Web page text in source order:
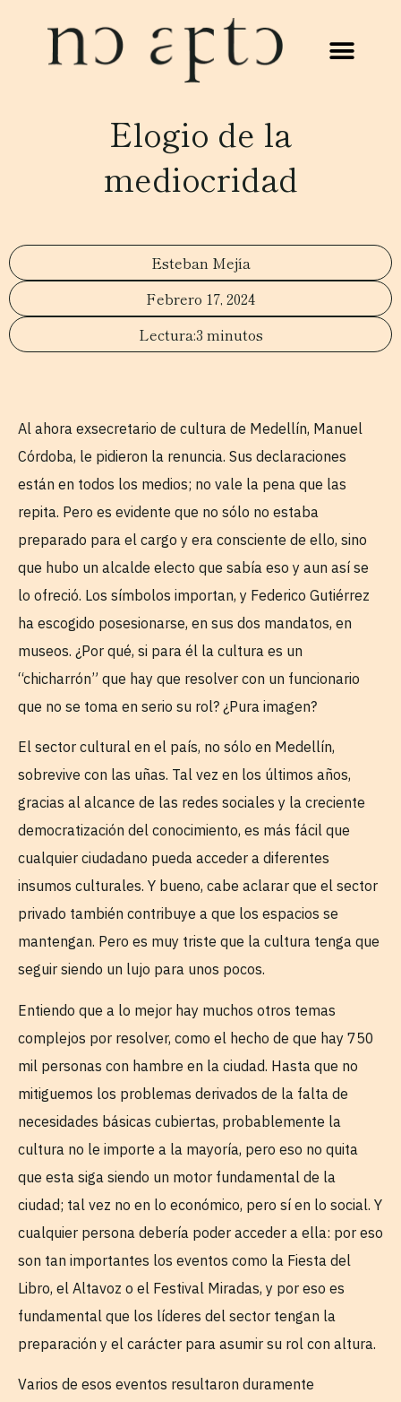
Elogio de la
mediocridad
Esteban Mejía
Febrero 17, 2024
3 minutos
Al ahora exsecretario de cultura de Medellín, Manuel
Córdoba, le pidieron la renuncia. Sus declaraciones
están en todos los medios; no vale la pena que las
repita. Pero es evidente que no sólo no estaba
preparado para el cargo y era consciente de ello, sino
que hubo un alcalde electo que sabía eso y aun así se
lo ofreció. Los símbolos importan, y Federico Gutiérrez
ha escogido posesionarse, en sus dos mandatos, en
museos. ¿Por qué, si para él la cultura es un
“chicharrón” que hay que resolver con un funcionario
que no se toma en serio su rol? ¿Pura imagen?
El sector cultural en el país, no sólo en Medellín,
sobrevive con las uñas. Tal vez en los últimos años,
gracias al alcance de las redes sociales y la creciente
democratización del conocimiento, es más fácil que
cualquier ciudadano pueda acceder a diferentes
insumos culturales. Y bueno, cabe aclarar que el sector
privado también contribuye a que los espacios se
mantengan. Pero es muy triste que la cultura tenga que
seguir siendo un lujo para unos pocos.
Entiendo que a lo mejor hay muchos otros temas
complejos por resolver, como el hecho de que hay 750
mil personas con hambre en la ciudad. Hasta que no
mitiguemos los problemas derivados de la falta de
necesidades básicas cubiertas, probablemente la
cultura no le importe a la mayoría, pero eso no quita
que esta siga siendo un motor fundamental de la
ciudad; tal vez no en lo económico, pero sí en lo social. Y
cualquier persona debería poder acceder a ella: por eso
son tan importantes los eventos como la Fiesta del
Libro, el Altavoz o el Festival Miradas, y por eso es
fundamental que los líderes del sector tengan la
preparación y el carácter para asumir su rol con altura.
Varios de esos eventos resultaron duramente